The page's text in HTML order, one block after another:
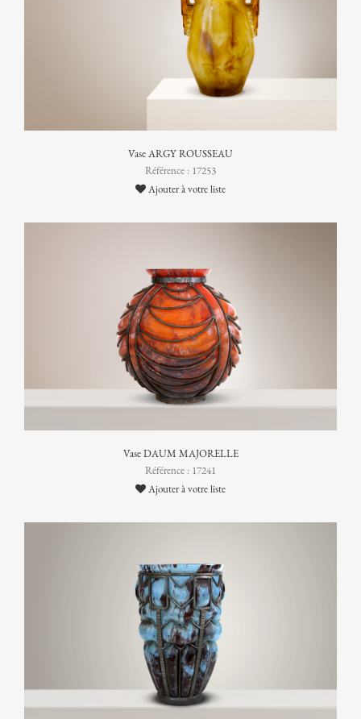
Vase ARGY ROUSSEAU
Référence : 17253
Ajouter à votre liste
Vase DAUM MAJORELLE
Référence : 17241
Ajouter à votre liste